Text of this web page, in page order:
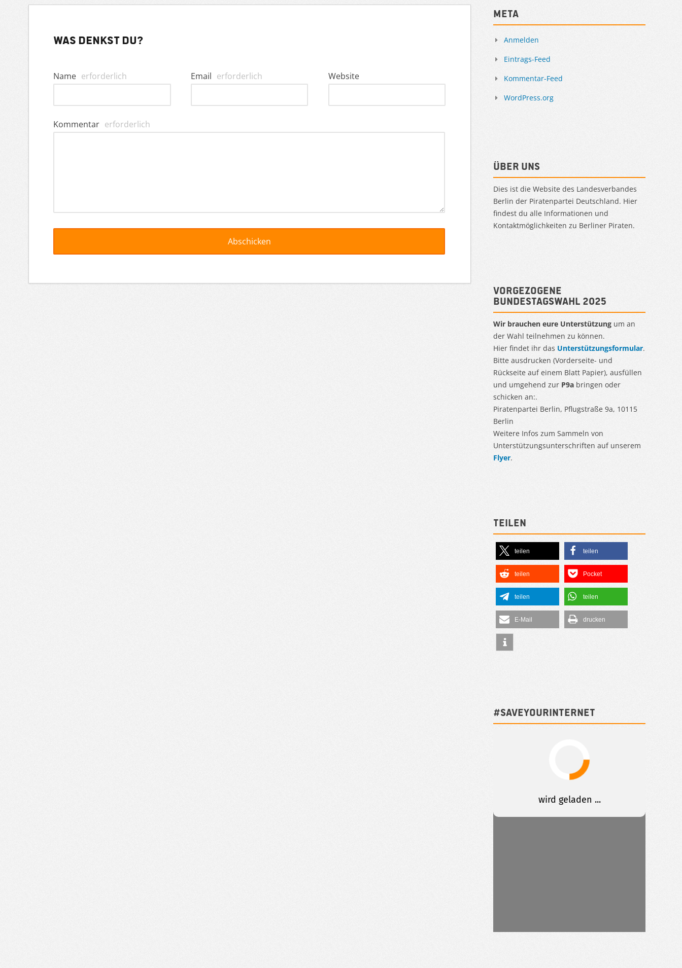
Was denkst du?
Name erforderlich Email erforderlich Website
Kommentar erforderlich
Meta
Anmelden
Eintrags-Feed
Kommentar-Feed
WordPress.org
Über uns
Dies ist die Website des Landesverbandes
Berlin der Piratenpartei Deutschland. Hier
findest du alle Informationen und
Kontaktmöglichkeiten zu Berliner Piraten.
Vorgezogene
Bundestagswahl 2025
Wir brauchen eure Unterstützung um an
der Wahl teilnehmen zu können.
Hier findet ihr das Unterstützungsformular.
Bitte ausdrucken (Vorderseite- und
Rückseite auf einem Blatt Papier), ausfüllen
und umgehend zur P9a bringen oder
schicken an:.
Piratenpartei Berlin, Pflugstraße 9a, 10115
Berlin
Weitere Infos zum Sammeln von
Unterstützungsunterschriften auf unserem
Flyer.
Teilen
teilen teilen
teilen Pocket
teilen teilen
E-Mail drucken
#SAVEYOURINTERNET